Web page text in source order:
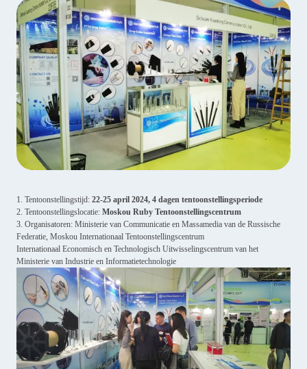
1. Tentoonstellingstijd: 22-25 april 2024, 4 dagen tentoonstellingsperiode
2. Tentoonstellingslocatie: Moskou Ruby Tentoonstellingscentrum
3. Organisatoren: Ministerie van Communicatie en Massamedia van de Russische
Federatie, Moskou Internationaal Tentoonstellingscentrum
Internationaal Economisch en Technologisch Uitwisselingscentrum van het
Ministerie van Industrie en Informatietechnologie